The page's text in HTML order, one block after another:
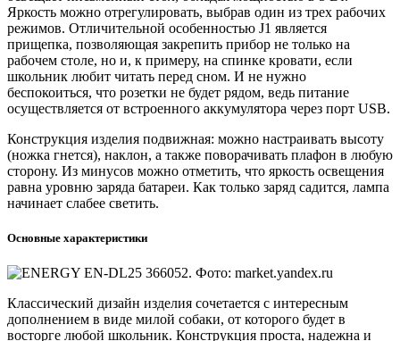
Яркость можно отрегулировать, выбрав один из трех рабочих
режимов. Отличительной особенностью J1 является
прищепка, позволяющая закрепить прибор не только на
рабочем столе, но и, к примеру, на спинке кровати, если
школьник любит читать перед сном. И не нужно
беспокоиться, что розетки не будет рядом, ведь питание
осуществляется от встроенного аккумулятора через порт USB.
Конструкция изделия подвижная: можно настраивать высоту
(ножка гнется), наклон, а также поворачивать плафон в любую
сторону. Из минусов можно отметить, что яркость освещения
равна уровню заряда батареи. Как только заряд садится, лампа
начинает слабее светить.
Основные характеристики
Классический дизайн изделия сочетается с интересным
дополнением в виде милой собаки, от которого будет в
восторге любой школьник. Конструкция проста, надежна и